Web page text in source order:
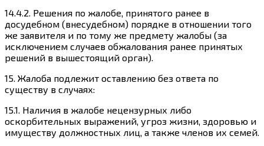
14.4.2. Решения по жалобе, принятого ранее в
досудебном (внесудебном) порядке в отношении того
же заявителя и по тому же предмету жалобы (за
исключением случаев обжалования ранее принятых
решений в вышестоящий орган).
15. Жалоба подлежит оставлению без ответа по
существу в случаях:
15.1. Наличия в жалобе нецензурных либо
оскорбительных выражений, угроз жизни, здоровью и
имуществу должностных лиц, а также членов их семей.